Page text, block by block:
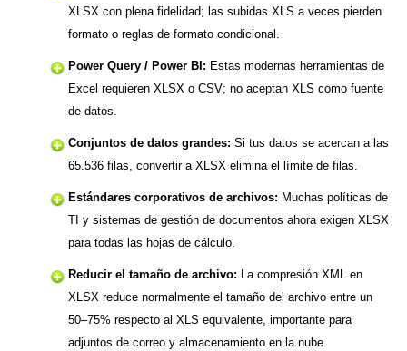
XLSX con plena fidelidad; las subidas XLS a veces pierden
formato o reglas de formato condicional.
Power Query / Power BI: Estas modernas herramientas de
Excel requieren XLSX o CSV; no aceptan XLS como fuente
de datos.
Conjuntos de datos grandes: Si tus datos se acercan a las
65.536 filas, convertir a XLSX elimina el límite de filas.
Estándares corporativos de archivos: Muchas políticas de
TI y sistemas de gestión de documentos ahora exigen XLSX
para todas las hojas de cálculo.
Reducir el tamaño de archivo: La compresión XML en
XLSX reduce normalmente el tamaño del archivo entre un
50–75% respecto al XLS equivalente, importante para
adjuntos de correo y almacenamiento en la nube.